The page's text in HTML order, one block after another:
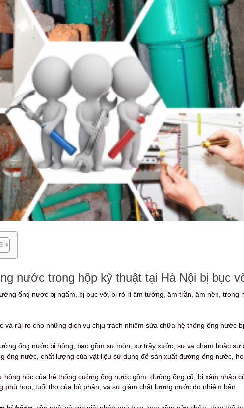
nước trong hộp kỹ thuật tại Hà Nội bị bục
ống nước bị ngấm, bị bục vỡ, bị rò rỉ âm tường, âm trần, âm nền, trong
và rủi ro cho những dịch vụ chịu trách nhiệm sửa chữa hệ thống ống nước
ống nước bị hỏng, bao gồm sự mòn, sự trầy xước, sự va chạm hoặc
ống nước, chất lượng của vật liệu sử dụng để sản xuất đường ống nước,
hỏng hóc của hệ thống đường ống nước gồm: đường ống cũ, bị xâm nhập
phù hợp, tuổi thọ của bộ phận, và sự giảm chất lượng nước do nhiễm bẩn.